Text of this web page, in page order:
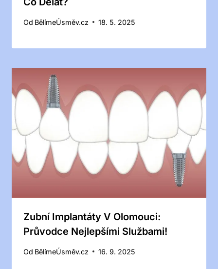
Od BělímeÚsměv.cz 18. 5. 2025
Zubní Implantáty V Olomouci:
Průvodce Nejlepšími Službami!
Od BělímeÚsměv.cz 16. 9. 2025